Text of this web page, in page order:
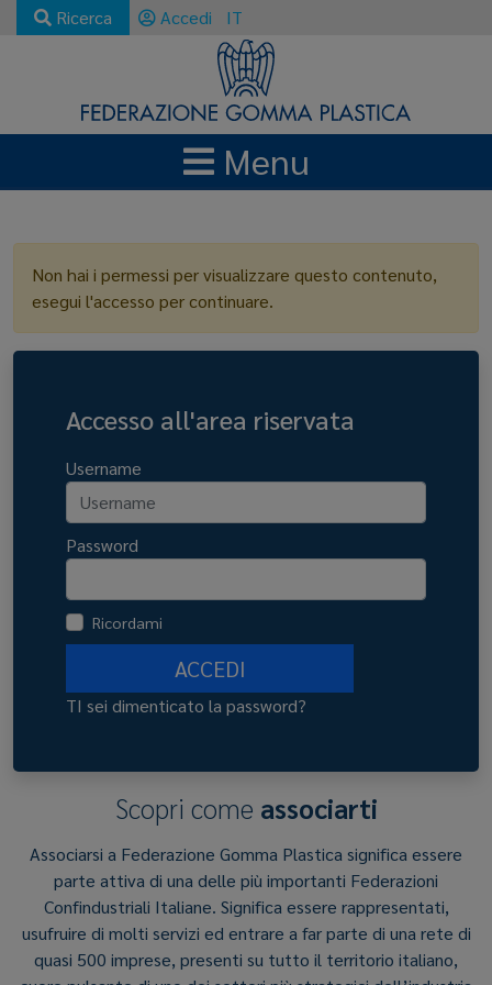
Ricerca Accedi IT
Menu
Non hai i permessi per visualizzare questo contenuto,
esegui l'accesso per continuare.
Accesso all'area riservata
Username
Password
Ricordami
ACCEDI
TI sei dimenticato la password?
Scopri come associarti
Associarsi a Federazione Gomma Plastica significa essere
parte attiva di una delle più importanti Federazioni
Confindustriali Italiane. Significa essere rappresentati,
usufruire di molti servizi ed entrare a far parte di una rete di
quasi 500 imprese, presenti su tutto il territorio italiano,